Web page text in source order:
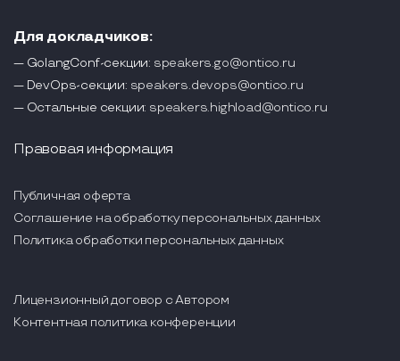
Для докладчиков:
— GolangConf-секции: speakers.go@ontico.ru
— DevOps-секции: speakers.devops@ontico.ru
— Остальные секции: speakers.highload@ontico.ru
Правовая информация
Публичная оферта
Соглашение на обработку персональных данных
Политика обработки персональных данных
Лицензионный договор с Автором
Контентная политика конференции